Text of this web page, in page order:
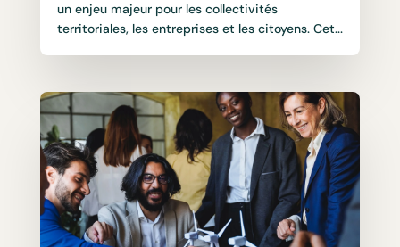
un enjeu majeur pour les collectivités
territoriales, les entreprises et les citoyens. Cet...